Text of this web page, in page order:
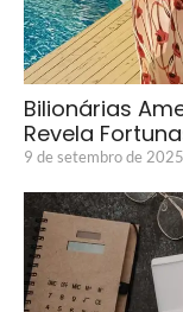
Bilionárias
Revela
9 de setembro de 2025